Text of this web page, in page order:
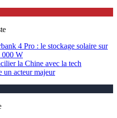
4 Pro : le stockage solaire sur
000 W
la Chine avec la tech
acteur majeur